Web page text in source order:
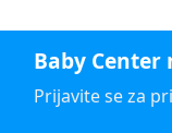
Baby
Prijavite se za